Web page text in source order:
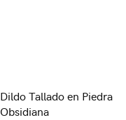
Dildo Tallado en Piedra
Obsidiana